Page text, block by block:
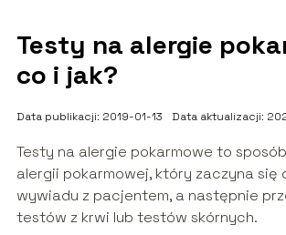
Testy na alergie
co i jak?
Data publikacji: 2019-01-13 Data aktualizacji:
Testy na alergie pokarmowe to
alergii pokarmowej, który zaczyna się
wywiadu z pacjentem, a następnie
testów z krwi lub testów skórnych.